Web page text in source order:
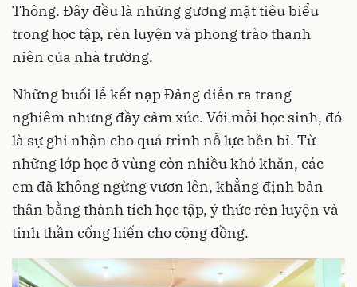
Thông. Đây đều là những gương mặt tiêu biểu
trong học tập, rèn luyện và phong trào thanh
niên của nhà trường.
Những buổi lễ kết nạp Đảng diễn ra trang
nghiêm nhưng đầy cảm xúc. Với mỗi học sinh, đó
là sự ghi nhận cho quá trình nỗ lực bền bỉ. Từ
những lớp học ở vùng còn nhiều khó khăn, các
em đã không ngừng vươn lên, khẳng định bản
thân bằng thành tích học tập, ý thức rèn luyện và
tinh thần cống hiến cho cộng đồng.